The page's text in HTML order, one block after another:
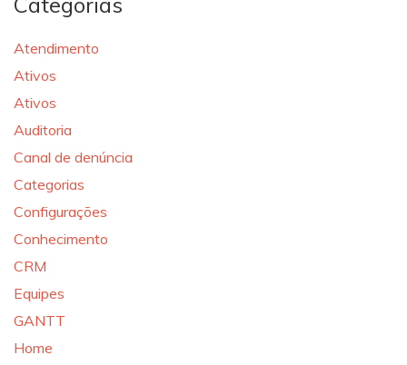
Atendimento
Ativos
Ativos
Auditoria
Canal de denúncia
Categorias
Configurações
Conhecimento
CRM
Equipes
GANTT
Home